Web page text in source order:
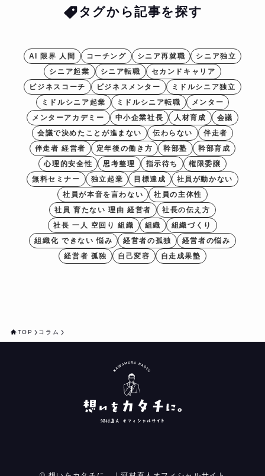
タグから記事を探す
AI 限界 人間 コーチング シニア再就職
シニア独立
シニア起業
シニア転職
セカンドキャリア
ビジネスコーチ
ビジネスメンター
ミドルシニア独立
ミドルシニア起業
ミドルシニア転職
メンター
メンターアカデミー
中小企業社長 人材育成
会議
会議で決めたことが進まない
伝わらない
伴走者
伴走者 経営者
定年後の働き方 幹部塾
幹部育成
心理的安全性
思考整理 指示待ち
権限委譲
無料セミナー
独立起業 目標達成
社員が動かない
社員が本音を言わない
社員の主体性
社員 育たない 理由 経営者
社長の伝え方
社長 一人 空回り 組織
組織
組織づくり
組織化 できない 悩み
経営者の孤独
経営者の悩み
経営者 孤独
自己変容 自走成果塾
TOP コラム